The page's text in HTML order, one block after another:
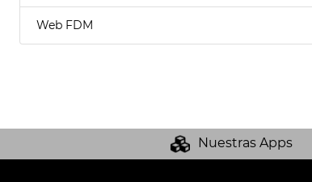
Web FDM
Nuestras Apps